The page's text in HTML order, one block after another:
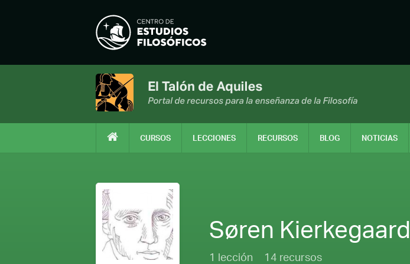
CURSOS LECCIONES RECURSOS BLOG NOTICIAS
Søren Kierkegaard
1 lección 14 recursos